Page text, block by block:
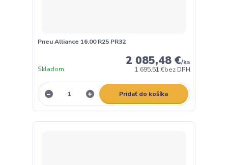
Pneu Alliance 16.00 R25 PR32
2 085,48 €/ks
1 695,51 €bez DPH
Skladom
Pridať do košíka